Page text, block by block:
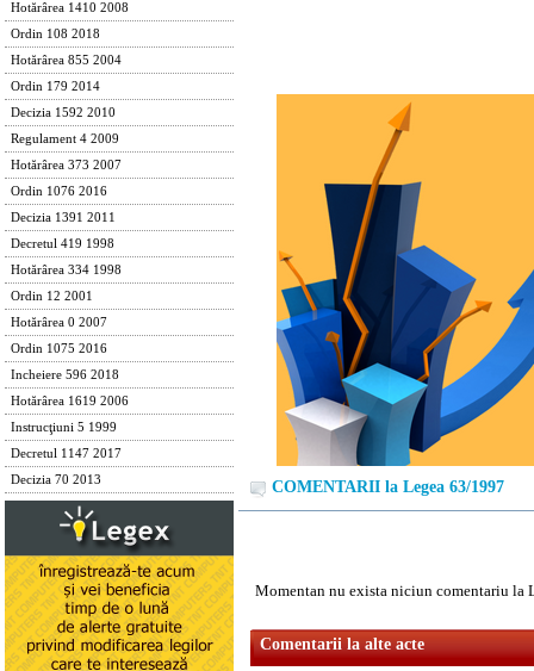
Hotărârea 1410 2008
Ordin 108 2018
Hotărârea 855 2004
Ordin 179 2014
Decizia 1592 2010
Regulament 4 2009
Hotărârea 373 2007
Ordin 1076 2016
Decizia 1391 2011
Decretul 419 1998
Hotărârea 334 1998
Ordin 12 2001
Hotărârea 0 2007
Ordin 1075 2016
Incheiere 596 2018
Hotărârea 1619 2006
Instrucţiuni 5 1999
Decretul 1147 2017
Decizia 70 2013
COMENTARII la Legea 63/1997
Momentan nu exista niciun comentariu la
Comentarii la alte acte